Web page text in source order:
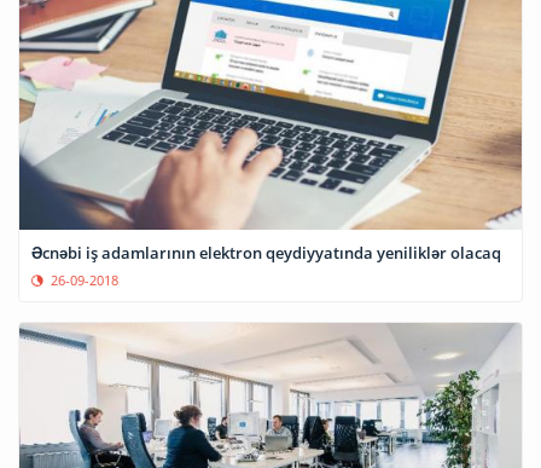
Əcnəbi iş adamlarının elektron qeydiyyatında yeniliklər olacaq
26-09-2018